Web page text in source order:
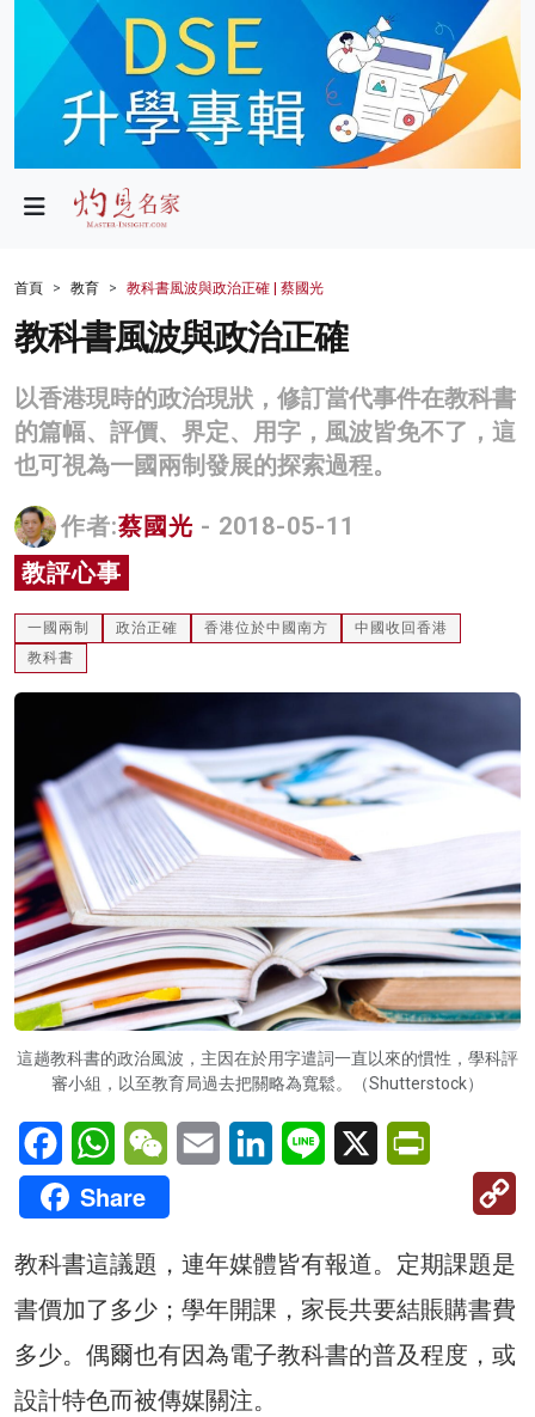
政局
財經
生活
商業
科技
影片
名家榜
灼見活動
關於我們
首頁 教育 教科書風波與政治正確 | 蔡國光
教科書風波與政治正確
以香港現時的政治現狀，修訂當代事件在教科書
的篇幅、評價、界定、用字，風波皆免不了，這
也可視為一國兩制發展的探索過程。
作者:蔡國光 - 2018-05-11
教評心事
一國兩制 政治正確 香港位於中國南方
中國收回香港
教科書
這趟教科書的政治風波，主因在於用字遣詞一直以來的慣性，學科評
審小組，以至教育局過去把關略為寬鬆。（Shutterstock）
FacebookWhatsAppWeChatEmail LinkedInLine X
Share
教科書這議題，連年媒體皆有報道。定期課題是
書價加了多少；學年開課，家長共要結賬購書費
多少。偶爾也有因為電子教科書的普及程度，或
設計特色而被傳媒關注。